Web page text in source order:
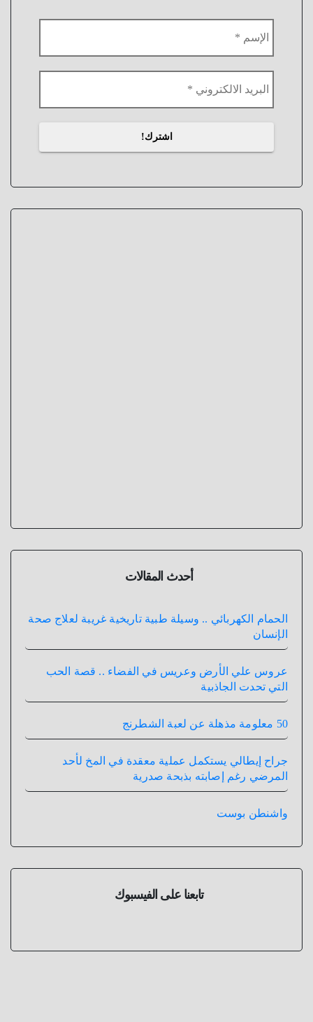
أحدث المقالات
الحمام الكهربائي .. وسيلة طبية تاريخية غريبة لعلاج صحة
الإنسان
عروس علي الأرض وعريس في الفضاء .. قصة الحب
التي تحدت الجاذبية
50 معلومة مذهلة عن لعبة الشطرنج
جراح إيطالي يستكمل عملية معقدة في المخ لأحد
المرضي رغم إصابته بذبحة صدرية
واشنطن بوست
تابعنا على الفيسبوك